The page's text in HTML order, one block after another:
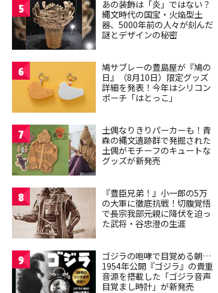
5
あの装飾は「炎」ではない？
縄文時代の国宝・火焔型土
器、5000年前の人々が刻んだ
謎とデザインの秘密
6
鳩サブレーの豊島屋が『鳩の
日』（8月10日）限定グッズ
詳細を発表！今年はシリコン
ポーチ「はとっこ」
7
土偶なりきりパーカーも！青
森の縄文遺跡群で発掘された
土偶がモチーフのキュートな
グッズが新発売
8
『豊臣兄弟！』小一郎の5万
の大軍に徹底抗戦！切腹覚悟
で長宗我部元親に降伏を迫っ
た武将・谷忠澄の生涯
9
ゴジラの咆哮で目覚める朝…
1954年公開『ゴジラ』の貴重
音源を搭載した「ゴジラ音声
目覚まし時計」が新発売